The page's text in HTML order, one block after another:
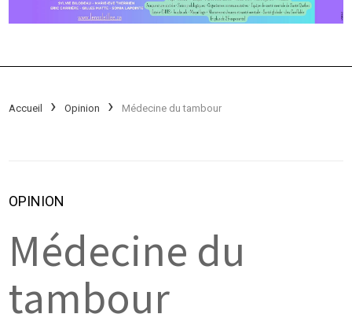
Accueil Opinion Médecine du tambour
OPINION
Médecine du
tambour